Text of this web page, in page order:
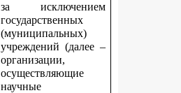
за исключением
государственных
(муниципальных)
учреждений (далее –
организации,
осуществляющие
научные